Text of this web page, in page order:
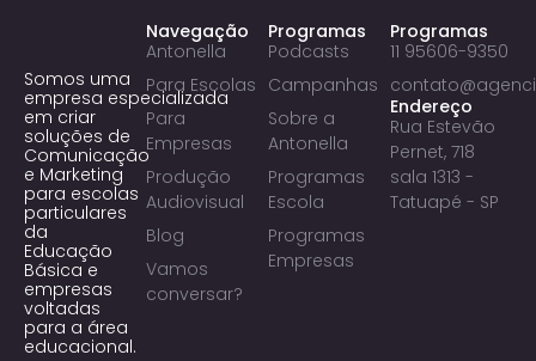
Somos uma
empresa especializada
em criar
soluções de
Comunicação
e Marketing
para escolas
particulares
da
Educação
Básica e
empresas
voltadas
para a área
educacional.
Navegação
Antonella
Para Escolas
Para
Empresas
Produção
Audiovisual
Blog
Vamos
conversar?
Programas
Podcasts
Campanhas
Sobre a
Antonella
Programas
Escola
Programas
Empresas
Programas
11 95606-9350
Endereço
Rua Estevão
Pernet, 718
sala 1313 -
Tatuapé - SP